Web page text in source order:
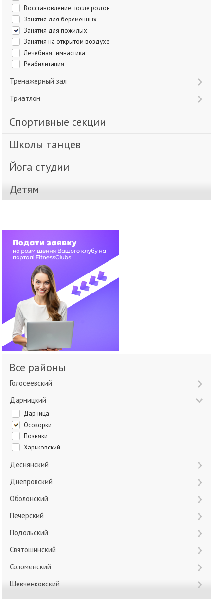
Восстановление после родов
Занятия для беременных
Занятия для пожилых
Занятия на открытом воздухе
Лечебная гимнастика
Реабилитация
Тренажерный зал
Триатлон
Спортивные секции
Школы танцев
Йога студии
Детям
Все районы
Голосеевский
Дарницкий
Дарница
Осокорки
Позняки
Харьковский
Деснянский
Днепровский
Оболонский
Печерский
Подольский
Святошинский
Соломенский
Шевченковский